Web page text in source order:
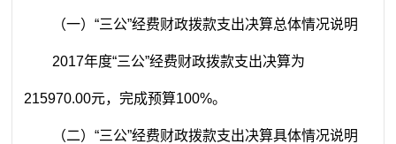
（一）“三公”经费财政拨款支出决算总体情况说明
2017年度“三公”经费财政拨款支出决算为
215970.00元，完成预算100%。
（二）“三公”经费财政拨款支出决算具体情况说明